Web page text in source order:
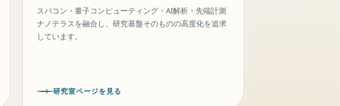
スパコン・量子コンピューティング・AI解析・先端計測
ナノテラスを融合し、研究基盤そのものの高度化を追求
しています。
研究室ページを見る